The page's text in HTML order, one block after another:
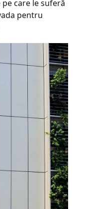
care le suferă
pentru